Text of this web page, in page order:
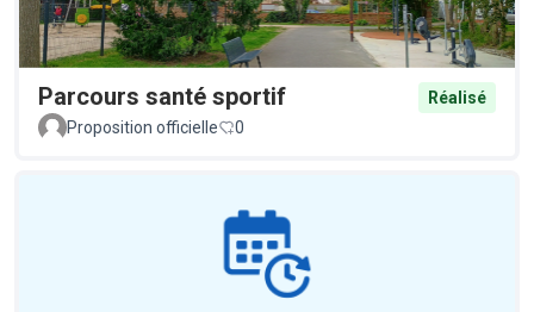
Parcours santé sportif
Réalisé
Proposition officielle
0